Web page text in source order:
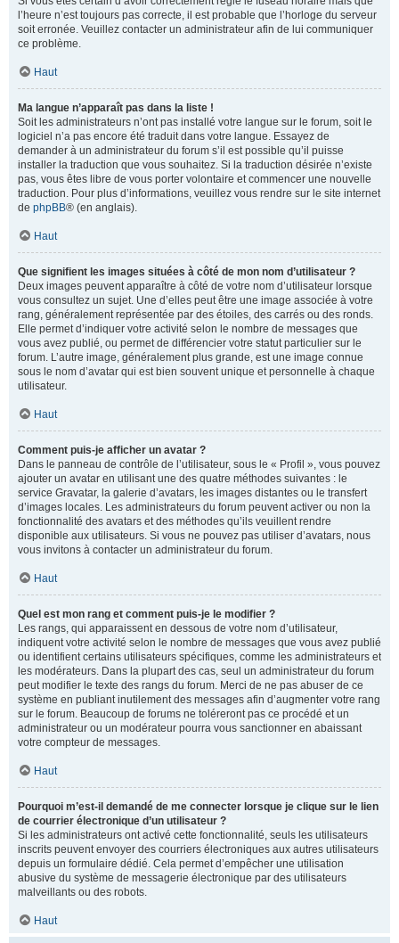
l’heure n’est toujours pas correcte, il est probable que l’horloge du serveur
soit erronée. Veuillez contacter un administrateur afin de lui communiquer
ce problème.
Haut
Ma langue n’apparaît pas dans la liste !
Soit les administrateurs n’ont pas installé votre langue sur le forum, soit le
logiciel n’a pas encore été traduit dans votre langue. Essayez de
demander à un administrateur du forum s’il est possible qu’il puisse
installer la traduction que vous souhaitez. Si la traduction désirée n’existe
pas, vous êtes libre de vous porter volontaire et commencer une nouvelle
traduction. Pour plus d’informations, veuillez vous rendre sur le site internet
de phpBB® (en anglais).
Haut
Que signifient les images situées à côté de mon nom d’utilisateur ?
Deux images peuvent apparaître à côté de votre nom d’utilisateur lorsque
vous consultez un sujet. Une d’elles peut être une image associée à votre
rang, généralement représentée par des étoiles, des carrés ou des ronds.
Elle permet d’indiquer votre activité selon le nombre de messages que
vous avez publié, ou permet de différencier votre statut particulier sur le
forum. L’autre image, généralement plus grande, est une image connue
sous le nom d’avatar qui est bien souvent unique et personnelle à chaque
utilisateur.
Haut
Comment puis-je afficher un avatar ?
Dans le panneau de contrôle de l’utilisateur, sous le « Profil », vous pouvez
ajouter un avatar en utilisant une des quatre méthodes suivantes : le
service Gravatar, la galerie d’avatars, les images distantes ou le transfert
d’images locales. Les administrateurs du forum peuvent activer ou non la
fonctionnalité des avatars et des méthodes qu’ils veuillent rendre
disponible aux utilisateurs. Si vous ne pouvez pas utiliser d’avatars, nous
vous invitons à contacter un administrateur du forum.
Haut
Quel est mon rang et comment puis-je le modifier ?
Les rangs, qui apparaissent en dessous de votre nom d’utilisateur,
indiquent votre activité selon le nombre de messages que vous avez publié
ou identifient certains utilisateurs spécifiques, comme les administrateurs et
les modérateurs. Dans la plupart des cas, seul un administrateur du forum
peut modifier le texte des rangs du forum. Merci de ne pas abuser de ce
système en publiant inutilement des messages afin d’augmenter votre rang
sur le forum. Beaucoup de forums ne toléreront pas ce procédé et un
administrateur ou un modérateur pourra vous sanctionner en abaissant
votre compteur de messages.
Haut
Pourquoi m’est-il demandé de me connecter lorsque je clique sur le lien
de courrier électronique d’un utilisateur ?
Si les administrateurs ont activé cette fonctionnalité, seuls les utilisateurs
inscrits peuvent envoyer des courriers électroniques aux autres utilisateurs
depuis un formulaire dédié. Cela permet d’empêcher une utilisation
abusive du système de messagerie électronique par des utilisateurs
malveillants ou des robots.
Haut